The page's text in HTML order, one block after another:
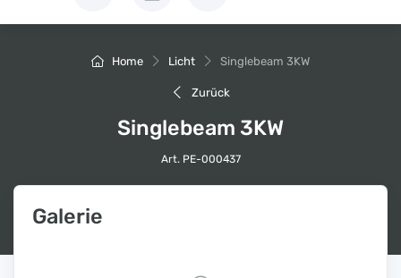
Home Licht Singlebeam 3KW
Zurück
Singlebeam 3KW
Art. PE-000437
Galerie